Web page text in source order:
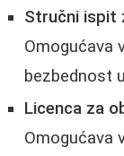
Stručni ispit
Omogućava
bezbednost
Licenca za
Omogućava